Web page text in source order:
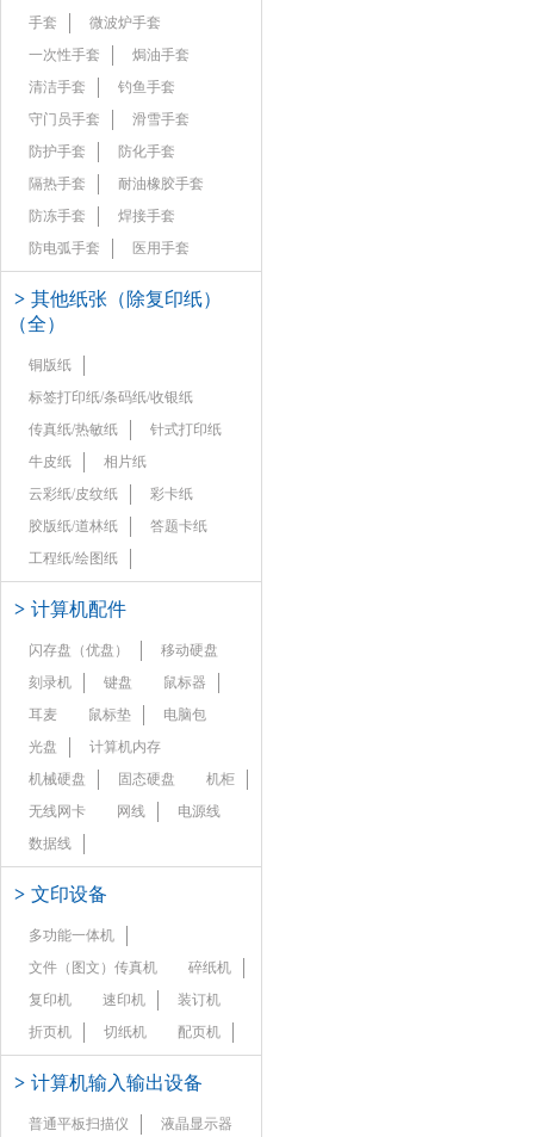
手套
微波炉手套
一次性手套
焗油手套
清洁手套
钓鱼手套
守门员手套
滑雪手套
防护手套
防化手套
隔热手套
耐油橡胶手套
防冻手套
焊接手套
防电弧手套
医用手套
> 其他纸张（除复印纸）
（全）
铜版纸
标签打印纸/条码纸/收银纸
传真纸/热敏纸
针式打印纸
牛皮纸
相片纸
云彩纸/皮纹纸
彩卡纸
胶版纸/道林纸
答题卡纸
工程纸/绘图纸
> 计算机配件
闪存盘（优盘）
移动硬盘
刻录机
键盘
鼠标器
耳麦
鼠标垫
电脑包
光盘
计算机内存
机械硬盘
固态硬盘
机柜
无线网卡
网线
电源线
数据线
> 文印设备
多功能一体机
文件（图文）传真机
碎纸机
复印机
速印机
装订机
折页机
切纸机 配页机
> 计算机输入输出设备
普通平板扫描仪
液晶显示器